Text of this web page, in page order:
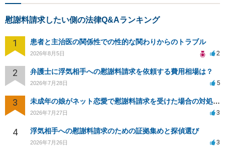
慰謝料請求したい側の法律Q&Aランキング
1 患者と主治医の関係性での性的な関わりからのトラブル
2026年8月5日 2
2 弁護士に浮気相手への慰謝料請求を依頼する費用相場は？
2026年7月28日 5
3 未成年の娘がネット恋愛で慰謝料請求を受けた場合の対処法は？
2026年7月27日 3
4 浮気相手への慰謝料請求のための証拠集めと探偵選び
2026年7月26日 3